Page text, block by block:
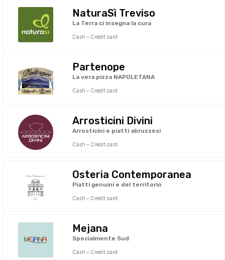
NaturaSì Treviso
La Terra ci insegna la cura
Cash · Credit card
Partenope
La vera pizza NAPOLETANA
Cash · Credit card
Arrosticini Divini
Arrosticini e piatti abruzzesi
Cash · Credit card
Osteria Contemporanea
Piatti genuini e del territorio
Cash · Credit card
Mejana
Specialmente Sud
Cash · Credit card